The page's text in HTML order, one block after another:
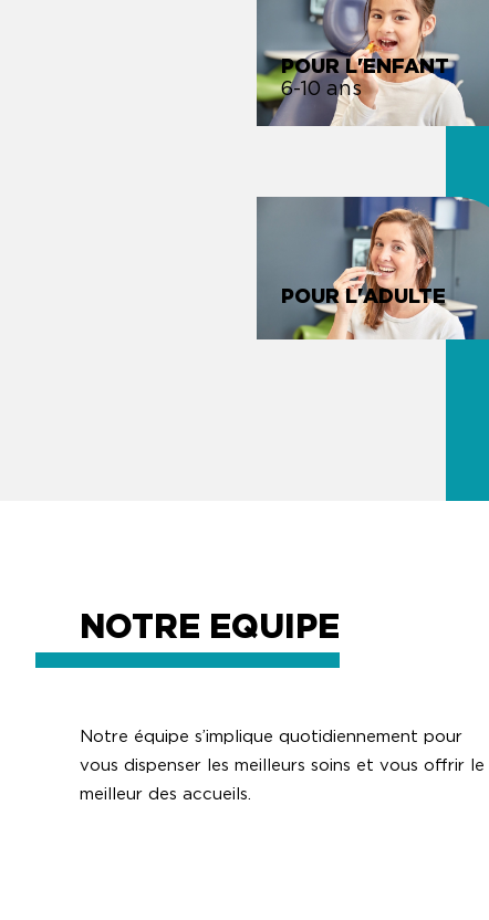
POUR L'ENFANT
6-10 ans
POUR L'ADULTE
NOTRE EQUIPE
Notre équipe s’implique quotidiennement pour
vous dispenser les meilleurs soins et vous offrir le
meilleur des accueils.